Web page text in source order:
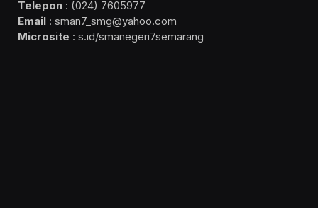
Telepon : (024) 7605977
Email : sman7_smg@yahoo.com
Microsite : s.id/smanegeri7semarang